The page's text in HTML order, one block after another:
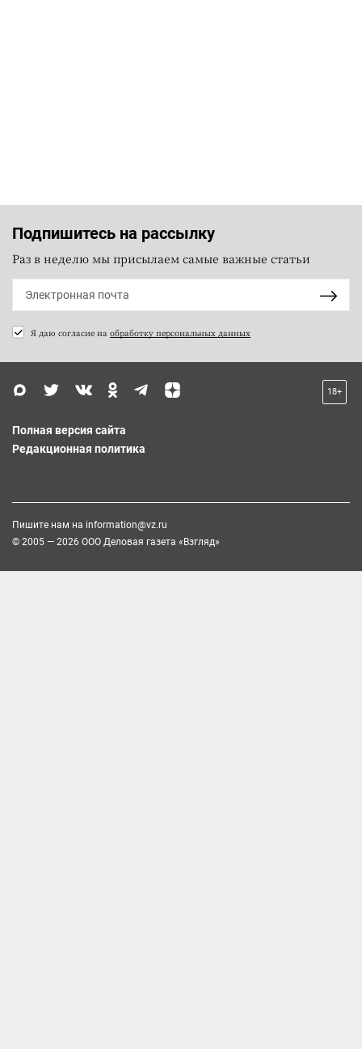
Подпишитесь на рассылку
Раз в неделю мы присылаем самые важные статьи
Я даю согласие на обработку персональных данных
18+
Полная версия сайта
Редакционная политика
Пишите нам на information@vz.ru
© 2005 — 2026 ООО Деловая газета «Взгляд»